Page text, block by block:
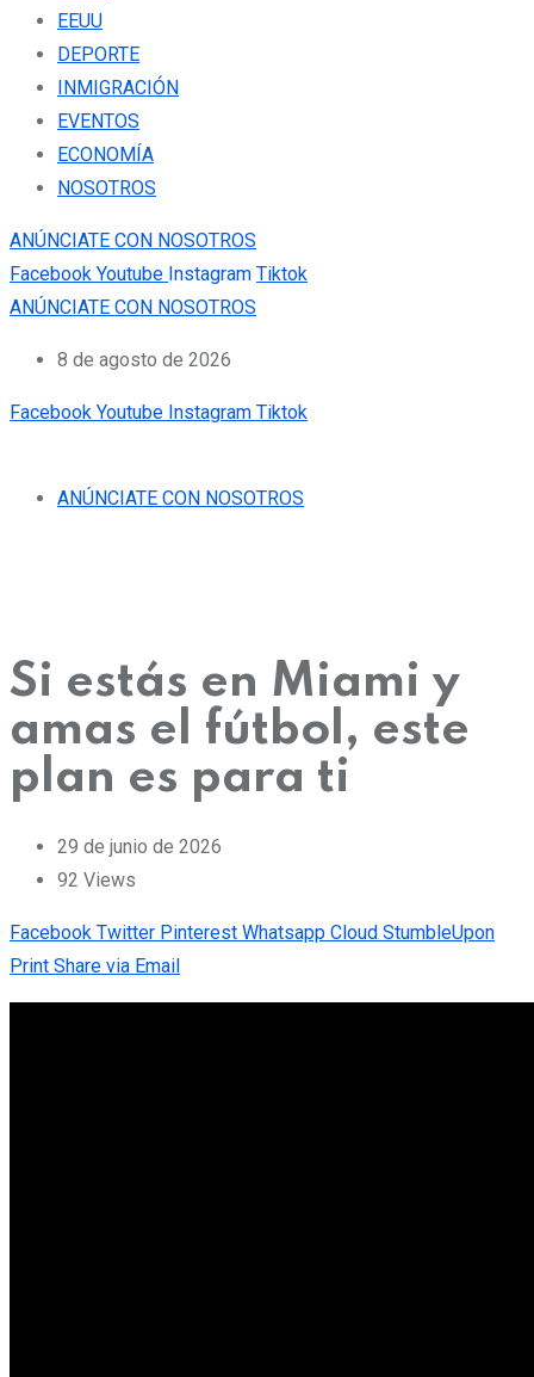
EEUU
DEPORTE
INMIGRACIÓN
EVENTOS
ECONOMÍA
NOSOTROS
ANÚNCIATE CON NOSOTROS
Facebook Youtube Instagram Tiktok
ANÚNCIATE CON NOSOTROS
8 de agosto de 2026
Facebook Youtube Instagram Tiktok
ANÚNCIATE CON NOSOTROS
Si estás en Miami y
amas el fútbol, este
plan es para ti
29 de junio de 2026
92 Views
Facebook Twitter Pinterest Whatsapp Cloud StumbleUpon
Print Share via Email